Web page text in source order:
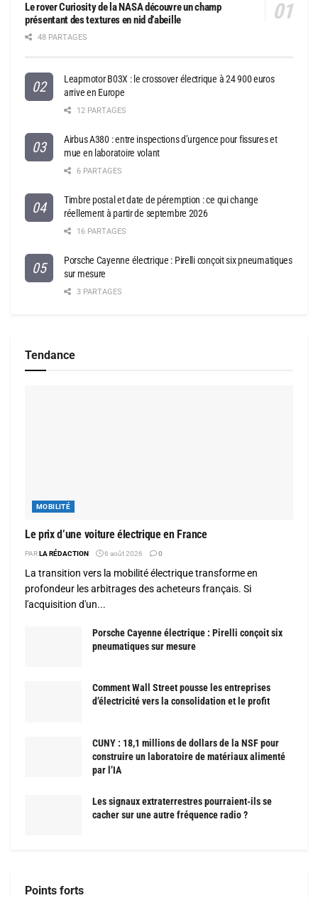
Le rover Curiosity de la NASA découvre un champ
présentant des textures en nid d’abeille
48 PARTAGES
Leapmotor B03X : le crossover électrique à 24 900 euros
arrive en Europe
12 PARTAGES
Airbus A380 : entre inspections d’urgence pour fissures et
mue en laboratoire volant
6 PARTAGES
Timbre postal et date de péremption : ce qui change
réellement à partir de septembre 2026
16 PARTAGES
Porsche Cayenne électrique : Pirelli conçoit six pneumatiques
sur mesure
3 PARTAGES
Tendance
MOBILITÉ
Le prix d’une voiture électrique en France
PARLA RÉDACTION 6 août 2026 0
La transition vers la mobilité électrique transforme en
profondeur les arbitrages des acheteurs français. Si
l'acquisition d'un...
Porsche Cayenne électrique : Pirelli conçoit six
pneumatiques sur mesure
Comment Wall Street pousse les entreprises
d’électricité vers la consolidation et le profit
CUNY : 18,1 millions de dollars de la NSF pour
construire un laboratoire de matériaux alimenté
par l’IA
Les signaux extraterrestres pourraient-ils se
cacher sur une autre fréquence radio ?
Points forts